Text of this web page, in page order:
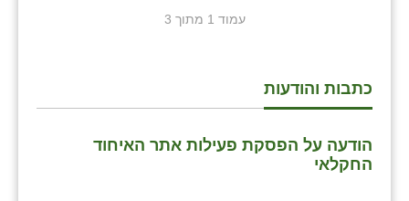
עמוד 1 מתוך 3
כתבות והודעות
הודעה על הפסקת פעילות אתר האיחוד
החקלאי